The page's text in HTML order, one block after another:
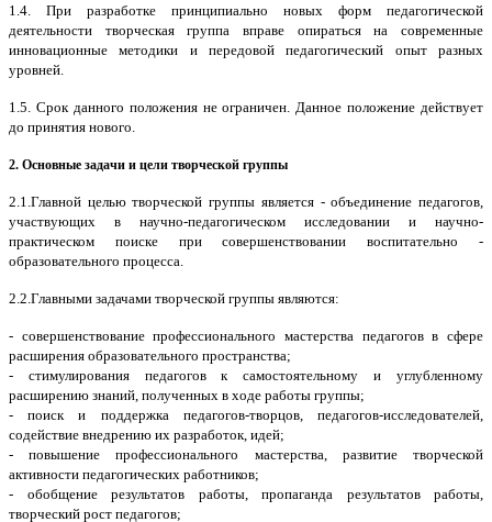
1.4. При разработке принципиально новых форм педагогической
деятельности творческая группа вправе опираться на современные
инновационные методики и передовой педагогический опыт разных
уровней.
1.5. Срок данного положения не ограничен. Данное положение действует
до принятия нового.
2. Основные задачи и цели творческой группы
2.1.Главной целью творческой группы является - объединение педагогов,
участвующих в научно-педагогическом исследовании и научно-
практическом поиске при совершенствовании воспитательно -
образовательного процесса.
2.2.Главными задачами творческой группы являются:
- совершенствование профессионального мастерства педагогов в сфере
расширения образовательного пространства;
- стимулирования педагогов к самостоятельному и углубленному
расширению знаний, полученных в ходе работы группы;
- поиск и поддержка педагогов-творцов, педагогов-исследователей,
содействие внедрению их разработок, идей;
- повышение профессионального мастерства, развитие творческой
активности педагогических работников;
- обобщение результатов работы, пропаганда результатов работы,
творческий рост педагогов;
Имя
данных согласно 152-ФЗ.Подробнее